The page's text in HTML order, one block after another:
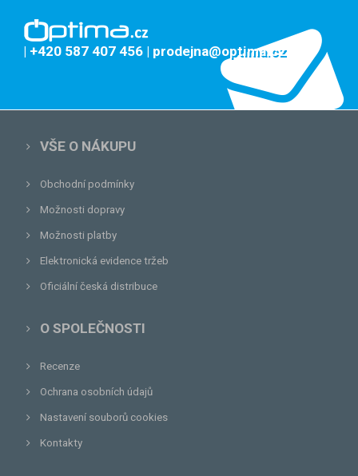
| +420 587 407 456 | prodejna@optima.cz
VŠE O NÁKUPU
Obchodní podmínky
Možnosti dopravy
Možnosti platby
Elektronická evidence tržeb
Oficiální česká distribuce
O SPOLEČNOSTI
Recenze
Ochrana osobních údajů
Nastavení souborů cookies
Kontakty